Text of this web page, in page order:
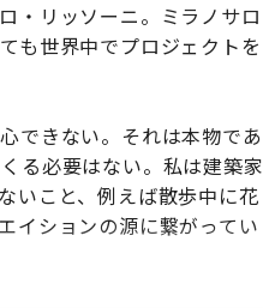
・リッソーニ。ミラノサロ
も世界中でプロジェクトを
できない。それは本物であ
る必要はない。私は建築家
いこと、例えば散歩中に花
イションの源に繋がってい